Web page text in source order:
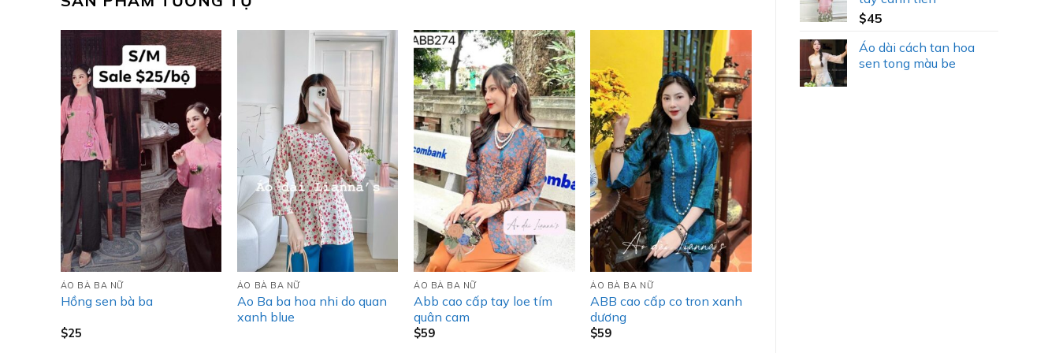
$45
Áo dài cách tan hoa
sen tong màu be
ÁO BÀ BA NỮ
Hồng sen bà ba
$25
ÁO BÀ BA NỮ
Ao Ba ba hoa nhi do quan
xanh blue
ÁO BÀ BA NỮ
Abb cao cấp tay loe tím
quân cam
$59
ÁO BÀ BA NỮ
ABB cao cấp co tron xanh
dương
$59